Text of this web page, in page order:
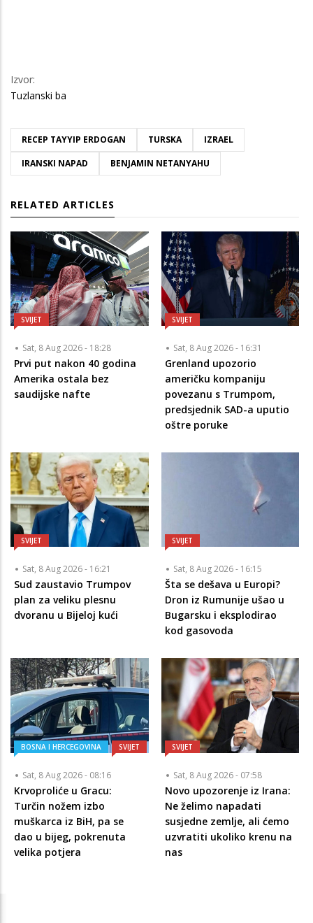
Izvor:
Tuzlanski ba
RECEP TAYYIP ERDOGAN TURSKA
IZRAEL
IRANSKI NAPAD
BENJAMIN NETANYAHU
RELATED ARTICLES
SVIJET
Sat, 8 Aug 2026 - 18:28
Prvi put nakon 40 godina
Amerika ostala bez
saudijske nafte
SVIJET
Sat, 8 Aug 2026 - 16:31
Grenland upozorio
američku kompaniju
povezanu s Trumpom,
predsjednik SAD-a uputio
oštre poruke
SVIJET
Sat, 8 Aug 2026 - 16:21
Sud zaustavio Trumpov
plan za veliku plesnu
dvoranu u Bijeloj kući
SVIJET
Sat, 8 Aug 2026 - 16:15
Šta se dešava u Europi?
Dron iz Rumunije ušao u
Bugarsku i eksplodirao
kod gasovoda
BOSNA I HERCEGOVINA SVIJET
Sat, 8 Aug 2026 - 08:16
Krvoproliće u Gracu:
Turčin nožem izbo
muškarca iz BiH, pa se
dao u bijeg, pokrenuta
velika potjera
SVIJET
Sat, 8 Aug 2026 - 07:58
Novo upozorenje iz Irana:
Ne želimo napadati
susjedne zemlje, ali ćemo
uzvratiti ukoliko krenu na
nas